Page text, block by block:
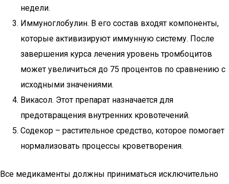
недели.
Иммуноглобулин. В его состав входят компоненты,
которые активизируют иммунную систему. После
завершения курса лечения уровень тромбоцитов
может увеличиться до 75 процентов по сравнению с
исходными значениями.
Викасол. Этот препарат назначается для
предотвращения внутренних кровотечений.
Содекор – растительное средство, которое помогает
нормализовать процессы кроветворения.
Все медикаменты должны приниматься исключительно